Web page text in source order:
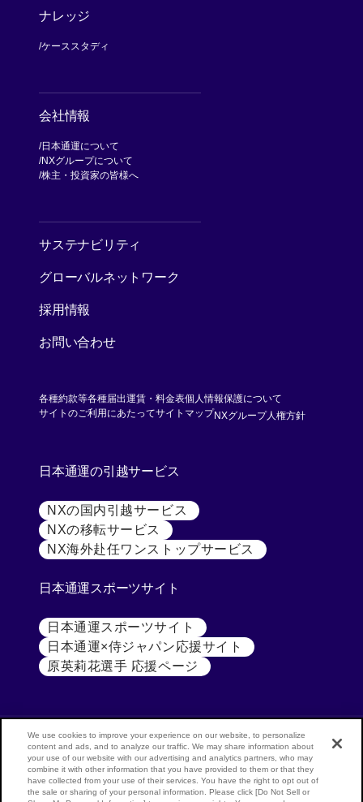
ナレッジ
ケーススタディ
会社情報
日本通運について
NXグループについて
株主・投資家の皆様へ
サステナビリティ
グローバルネットワーク
採用情報
お問い合わせ
各種約款等各種届出運賃・料金表個人情報保護について
サイトのご利用にあたってサイトマップNXグループ人権方針
日本通運の引越サービス
NXの国内引越サービス [別ウィンドウで開く]
NXの移転サービス [別ウィンドウで開く]
NX海外赴任ワンストップサービス [別ウィンドウで
日本通運スポーツサイト
日本通運スポーツサイト [別ウィンドウで開く]
日本通運×侍ジャパン応援サイト [別ウィンドウで開
原英莉花選手 応援ページ [別ウィンドウで開く]
公式SNS
NX
GROUP
NIPPON
We use cookies to improve your experience on our website, to personalize
content and ads, and to analyze our traffic. We may share information about
your use of our website with our advertising and analytics partners, who may
combine it with other information that you have provided to them or that they
have collected from your use of their services. You have the right to opt out of
the sale or sharing of your personal information. Please click [Do Not Sell or